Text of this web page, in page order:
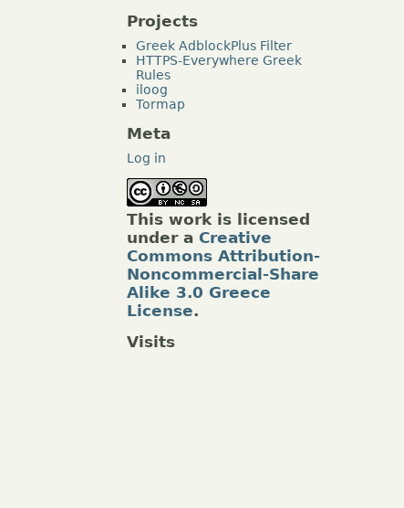
Projects
Greek AdblockPlus Filter
HTTPS-Everywhere Greek
Rules
iloog
Tormap
Meta
Log in
This work is licensed
under a Creative
Commons Attribution-
Noncommercial-Share
Alike 3.0 Greece
License.
Visits